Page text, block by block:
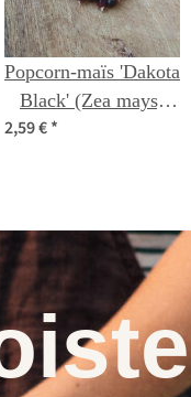
Popcorn-maïs 'Dakota
Black' (Zea mays)
2,59 €*